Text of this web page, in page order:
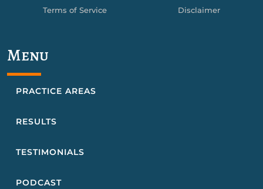
Terms of Service Disclaimer
Menu
PRACTICE AREAS
RESULTS
TESTIMONIALS
PODCAST